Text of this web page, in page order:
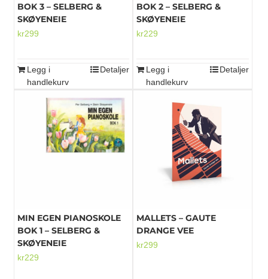
BOK 3 – SELBERG &
SKØYENEIE
kr299
Legg i
handlekurv
Detaljer
BOK 2 – SELBERG &
SKØYENEIE
kr229
Legg i
handlekurv
Detaljer
MIN EGEN PIANOSKOLE
BOK 1 – SELBERG &
SKØYENEIE
kr229
MALLETS – GAUTE
DRANGE VEE
kr299